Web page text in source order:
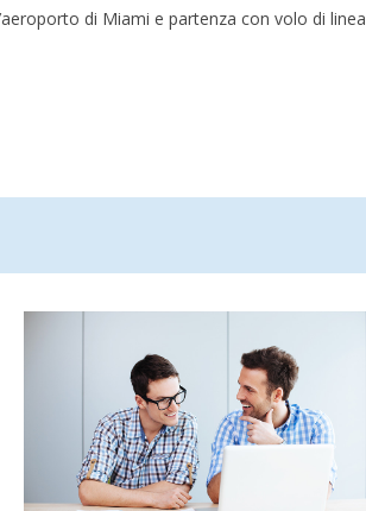
di Miami e partenza con volo di linea